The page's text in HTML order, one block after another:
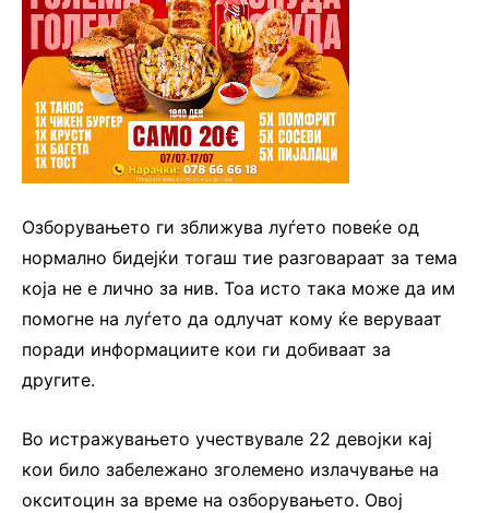
Озборувањето ги зближува луѓето повеќе од
нормално бидејќи тогаш тие разговараат за тема
која не е лично за нив. Тоа исто така може да им
помогне на луѓето да одлучат кому ќе веруваат
поради информациите кои ги добиваат за
другите.
Во истражувањето учествувале 22 девојки кај
кои било забележано зголемено излачување на
окситоцин за време на озборувањето. Овој